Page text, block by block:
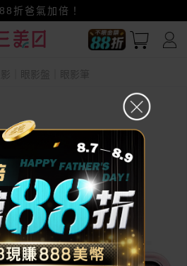
好禮~立即換GO~
~美幣+全點折上折超划算
折爸氣加倍！